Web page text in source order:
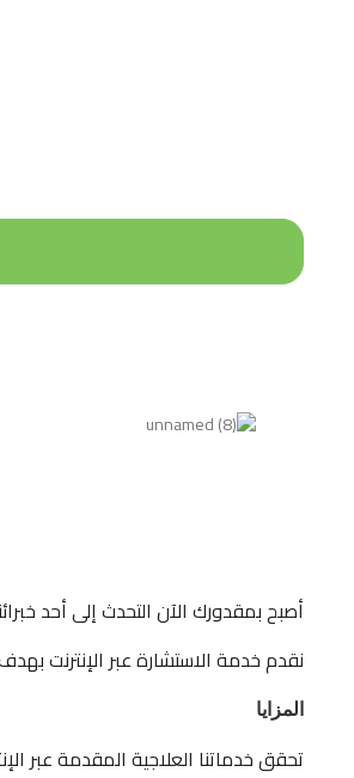
أصبح بمقدورك الآن التحدث إلى أحد
نقدم خدمة الاستشارة عبر الإنترنت
المزايا
تحقق خدماتنا العلاجية المقدمة عبر